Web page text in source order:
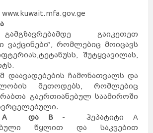
გაიკეთეთ
ვაქცინები“, რომლებიც მოიცავს
შუტყვავილას,
დაავადებების ჩამონათვალს და
მეთოდებს, რომლებიც
გაერთიანებულ საამიროში
დაB- ჰეპატიტი A
წყლით და საკვებით